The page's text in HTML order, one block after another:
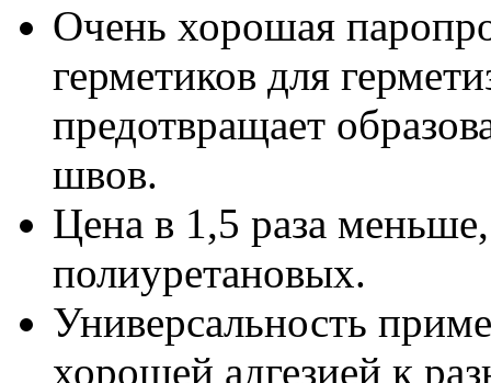
Очень хорошая
герметиков для
предотвращает
швов.
Цена в 1,5 раза
полиуретановых.
Универсальность
хорошей адгезией к